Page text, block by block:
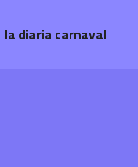
la diaria carnaval